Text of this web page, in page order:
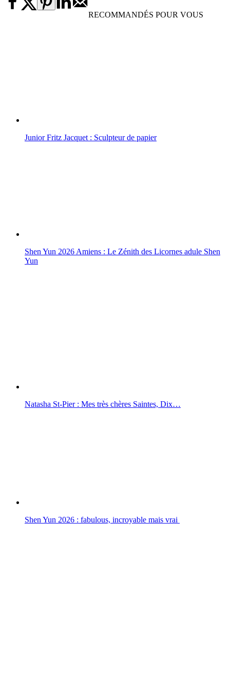
RECOMMANDÉS POUR VOUS
Junior Fritz Jacquet : Sculpteur de papier
Shen Yun 2026 Amiens : Le Zénith des Licornes adule Shen
Yun
Natasha St-Pier : Mes très chères Saintes, Dix…
Shen Yun 2026 : fabulous, incroyable mais vrai